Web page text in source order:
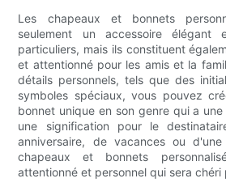
Les chapeaux et bonnets
seulement un accessoire
particuliers, mais ils constituent
et attentionné pour les amis et la
détails personnels, tels que des
symboles spéciaux, vous pouvez
bonnet unique en son genre qui a
une signification pour le
anniversaire, de vacances ou
chapeaux et bonnets
attentionné et personnel qui sera chéri